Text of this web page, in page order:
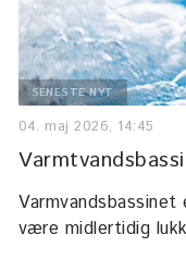
SENESTE NYT
04. maj 2026, 14:45
være midlertidig